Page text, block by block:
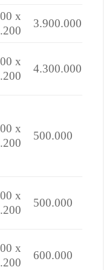
x
3.900.000
x
4.300.000
x
500.000
x
500.000
x
600.000